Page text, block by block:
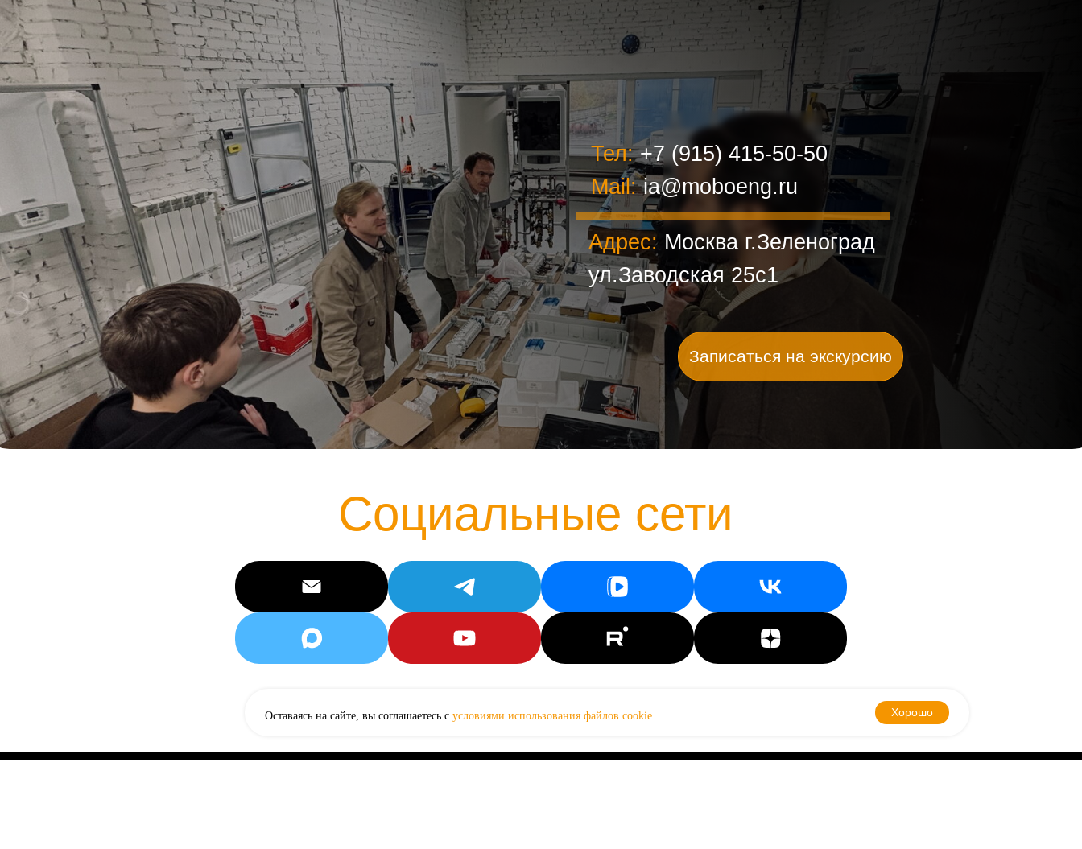
Тел: +7 (915) 415-50-50
Mail: ia@moboeng.ru
Адрес: Москва г.Зеленоград
ул.Заводская 25с1
Записаться на экскурсию
Социальные сети
Оставить заявку
Оставаясь на сайте, вы соглашаетесь с условиями использования файлов cookie Хорошо